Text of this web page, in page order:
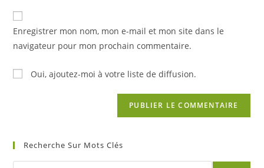
comment
de
votre
(facultatif)
Enregistrer mon nom, mon e-mail et mon site dans le
navigateur pour mon prochain commentaire.
Oui, ajoutez-moi à votre liste de diffusion.
Recherche Sur Mots Clés